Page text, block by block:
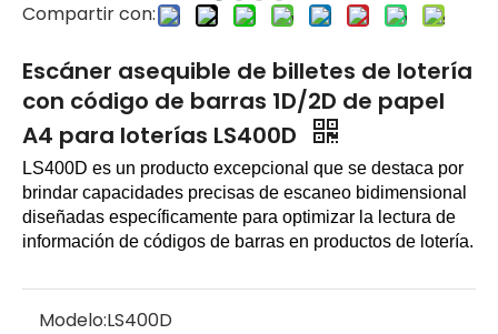
Compartir con:
Escáner asequible de billetes de lotería
con código de barras 1D/2D de papel
A4 para loterías LS400D
LS400D es un producto excepcional que se destaca por
brindar capacidades precisas de escaneo bidimensional
diseñadas específicamente para optimizar la lectura de
información de códigos de barras en productos de lotería.
Modelo:LS400D